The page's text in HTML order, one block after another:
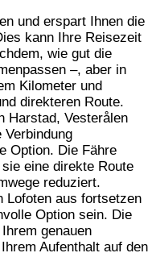
und erspart Ihnen die
kann Ihre Reisezeit
wie gut die
–, aber in
Kilometer und
direkteren Route.
Harstad, Vesterålen
Option. Die Fähre
eine direkte Route
reduziert.
Lofoten aus fortsetzen
Option sein. Die
genauen
Aufenthalt auf den